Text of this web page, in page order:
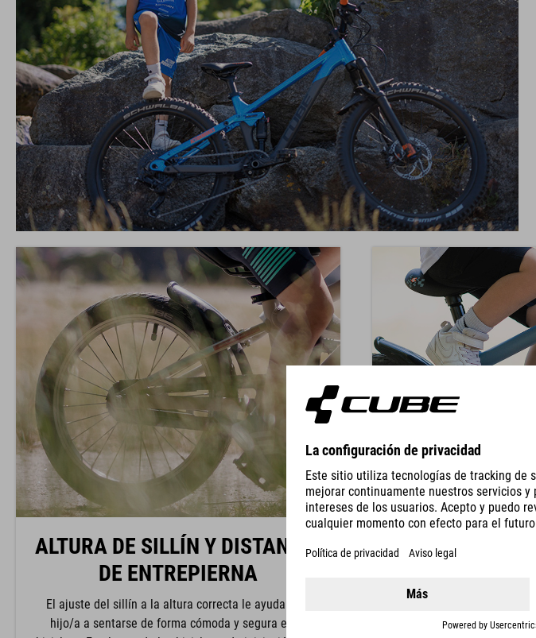
ALTURA DE SILLÍN Y DISTANCIA
DE ENTREPIERNA
El ajuste del sillín a la altura correcta le ayuda a su
hijo/a a sentarse de forma cómoda y segura en la
POSICIÓN DE
La posición de las
Para los principiantes
sillín más baja, lo que
rodillas, para que en